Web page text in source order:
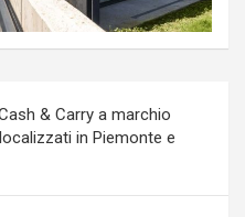
& Carry a marchio
in Piemonte e